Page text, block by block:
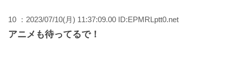
10 ：2023/07/10(月) 11:37:09.00 ID:EPMRLptt0.net
アニメも待ってるで！